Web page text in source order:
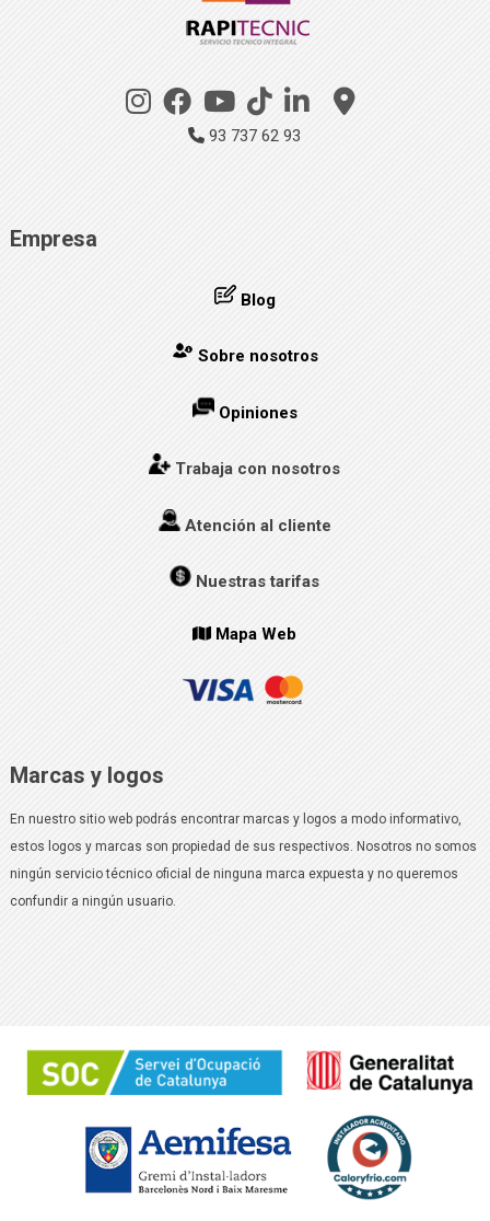
93 737 62 93
Empresa
Blog
Sobre nosotros
Opiniones
Trabaja con nosotros
Atención al cliente
Nuestras tarifas
Mapa Web
Marcas y logos
En nuestro sitio web podrás encontrar marcas y logos a modo informativo,
estos logos y marcas son propiedad de sus respectivos. Nosotros no somos
ningún servicio técnico oficial de ninguna marca expuesta y no queremos
confundir a ningún usuario.